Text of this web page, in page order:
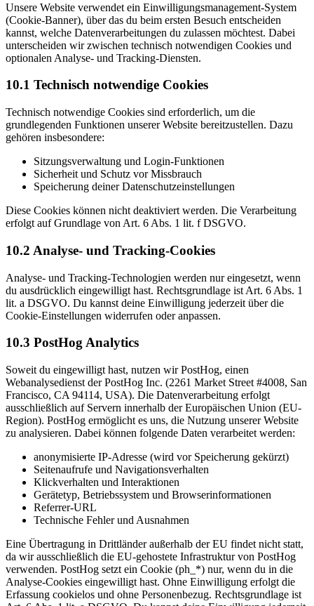
Unsere Website verwendet ein Einwilligungsmanagement-System
(Cookie-Banner), über das du beim ersten Besuch entscheiden
kannst, welche Datenverarbeitungen du zulassen möchtest. Dabei
unterscheiden wir zwischen technisch notwendigen Cookies und
optionalen Analyse- und Tracking-Diensten.
10.1 Technisch notwendige Cookies
Technisch notwendige Cookies sind erforderlich, um die
grundlegenden Funktionen unserer Website bereitzustellen. Dazu
gehören insbesondere:
Sitzungsverwaltung und Login-Funktionen
Sicherheit und Schutz vor Missbrauch
Speicherung deiner Datenschutzeinstellungen
Diese Cookies können nicht deaktiviert werden. Die Verarbeitung
erfolgt auf Grundlage von Art. 6 Abs. 1 lit. f DSGVO.
10.2 Analyse- und Tracking-Cookies
Analyse- und Tracking-Technologien werden nur eingesetzt, wenn
du ausdrücklich eingewilligt hast. Rechtsgrundlage ist Art. 6 Abs. 1
lit. a DSGVO. Du kannst deine Einwilligung jederzeit über die
Cookie-Einstellungen widerrufen oder anpassen.
10.3 PostHog Analytics
Soweit du eingewilligt hast, nutzen wir PostHog, einen
Webanalysedienst der PostHog Inc. (2261 Market Street #4008, San
Francisco, CA 94114, USA). Die Datenverarbeitung erfolgt
ausschließlich auf Servern innerhalb der Europäischen Union (EU-
Region). PostHog ermöglicht es uns, die Nutzung unserer Website
zu analysieren. Dabei können folgende Daten verarbeitet werden:
anonymisierte IP-Adresse (wird vor Speicherung gekürzt)
Seitenaufrufe und Navigationsverhalten
Klickverhalten und Interaktionen
Gerätetyp, Betriebssystem und Browserinformationen
Referrer-URL
Technische Fehler und Ausnahmen
Eine Übertragung in Drittländer außerhalb der EU findet nicht statt,
da wir ausschließlich die EU-gehostete Infrastruktur von PostHog
verwenden. PostHog setzt ein Cookie (ph_*) nur, wenn du in die
Analyse-Cookies eingewilligt hast. Ohne Einwilligung erfolgt die
Erfassung cookielos und ohne Personenbezug. Rechtsgrundlage ist